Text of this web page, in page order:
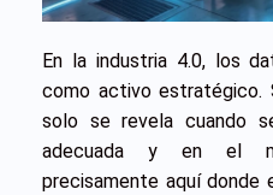
En la industria 4.0, los
como activo estratégico.
solo se revela cuando
adecuada y en el
precisamente aquí donde